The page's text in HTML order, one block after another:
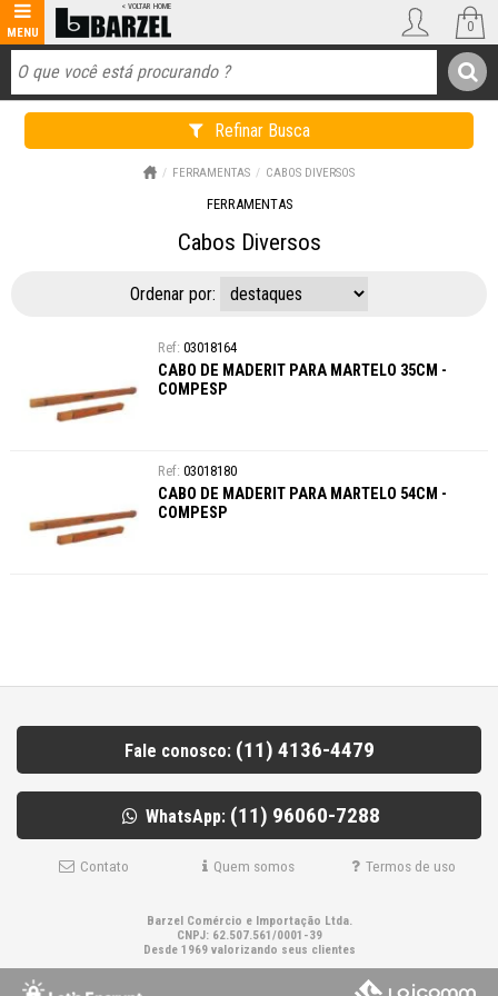
Refinar Busca
0
FERRAMENTAS CABOS DIVERSOS
FERRAMENTAS
Cabos Diversos
Ordenar por:
03018164
CABO DE MADERIT PARA MARTELO 35CM -
COMPESP
03018180
CABO DE MADERIT PARA MARTELO 54CM -
COMPESP
Fale conosco: (11) 4136-4479
WhatsApp: (11) 96060-7288
Contato Quem somos Termos de uso
Barzel Comércio e Importação Ltda.
CNPJ: 62.507.561/0001-39
Desde 1969 valorizando seus clientes